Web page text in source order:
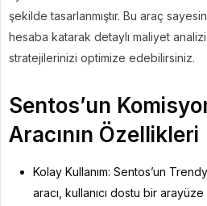
şekilde tasarlanmıştır. Bu araç
hesaba katarak detaylı maliyet
stratejilerinizi optimize edebilirsiniz.
Sentos’un
Aracının Özellikleri
Kolay Kullanım: Sentos’un
aracı, kullanıcı dostu bir